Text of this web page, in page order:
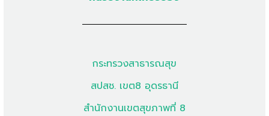
กระทรวงสาธารณสุข
สปสช. เขต8 อุดรธานี
สำนักงานเขตสุขภาพที่ 8